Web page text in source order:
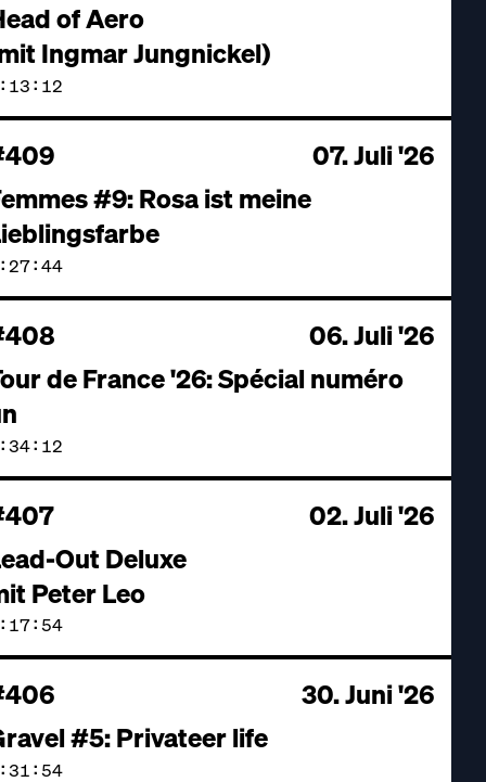
of Aero
Ingmar Jungnickel)
07. Juli '26
#9: Rosa ist meine
06. Juli '26
de France '26: Spécial numéro
02. Juli '26
Out Deluxe
Peter Leo
30. Juni '26
#5: Privateer life